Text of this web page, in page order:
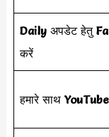
Daily अपडेट हेतु
करें
हमारे साथ